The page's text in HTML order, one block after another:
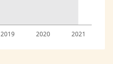
2019 2020 2021